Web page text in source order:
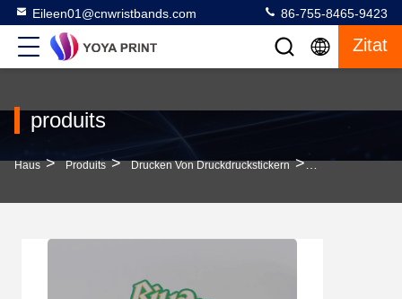
Eileen01@cnwristbands.com 86-755-8465-9423
Zitat
produits
Haus > Produits > Drucken Von Druckdruckstickern >